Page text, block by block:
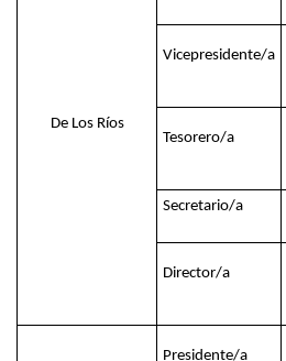
De Los Ríos
Vicepresidente/a
Tesorero/a
Secretario/a
Director/a
Presidente/a